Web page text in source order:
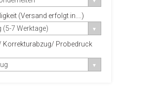
(Versand erfolgt in....)
(5-7 Werktage)
Korrekturabzug/ Probedruck